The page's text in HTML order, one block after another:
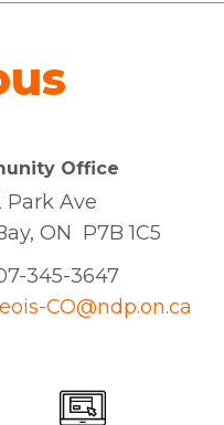
Office
Park Ave
, ON P7B 1C5
345-3647
CO@ndp.on.ca